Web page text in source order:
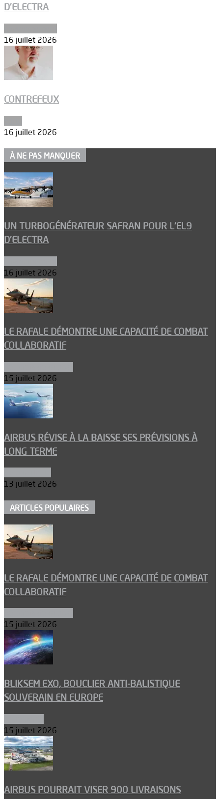
D’ELECTRA
16 juillet 2026
CONTREFEUX
16 juillet 2026
À NE PAS MANQUER
UN TURBOGÉNÉRATEUR SAFRAN POUR L’EL9
D’ELECTRA
16 juillet 2026
LE RAFALE DÉMONTRE UNE CAPACITÉ DE COMBAT
COLLABORATIF
15 juillet 2026
AIRBUS RÉVISE À LA BAISSE SES PRÉVISIONS À
LONG TERME
13 juillet 2026
ARTICLES POPULAIRES
LE RAFALE DÉMONTRE UNE CAPACITÉ DE COMBAT
COLLABORATIF
15 juillet 2026
BLIKSEM EXO, BOUCLIER ANTI-BALISTIQUE
SOUVERAIN EN EUROPE
15 juillet 2026
AIRBUS POURRAIT VISER 900 LIVRAISONS